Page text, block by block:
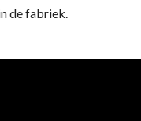
de fabriek.